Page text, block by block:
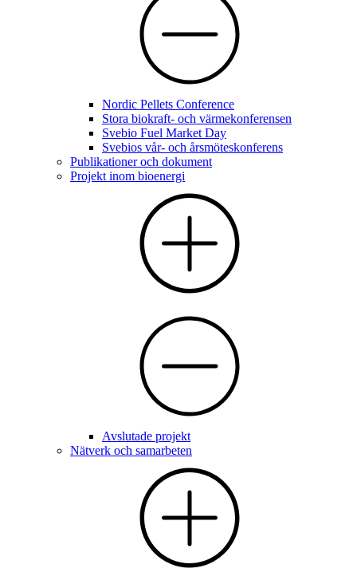
Nordic Pellets Conference
Stora biokraft- och värmekonferensen
Svebio Fuel Market Day
Svebios vår- och årsmöteskonferens
Publikationer och dokument
Projekt inom bioenergi
Avslutade projekt
Nätverk och samarbeten